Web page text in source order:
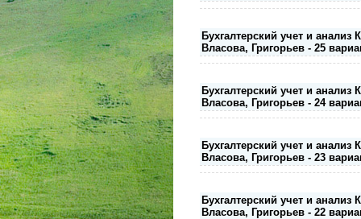
Бухгалтерский учет и
Власова, Григорьев - 25
Бухгалтерский учет и
Власова, Григорьев - 24
Бухгалтерский учет и
Власова, Григорьев - 23
Бухгалтерский учет и
Власова, Григорьев - 22